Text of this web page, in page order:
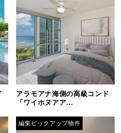
アラモアナ海側の高級コンド
「ワイホヌアア...
編集ピックアップ物件